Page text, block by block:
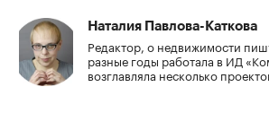
Наталия Павлова-Каткова
Редактор, о недвижимости
разные годы работала в ИД
возглавляла несколько